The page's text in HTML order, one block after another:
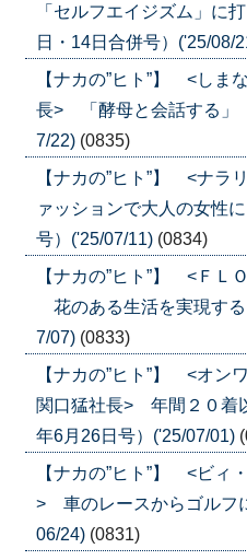
「セルフエイジズム」に
日・14日合併号）('25/08/
【ナカの”ヒト”】 <し
長> 「酵母と会話する」
7/22) (0835)
【ナカの”ヒト”】 <ナラ
ァッションで大人の女性
号）('25/07/11) (0834)
【ナカの”ヒト”】 <Ｆ
花のある生活を実現す
7/07) (0833)
【ナカの”ヒト”】 <オン
関口猛社長> 年間２０着
年6月26日号）('25/07/01)
【ナカの”ヒト”】 <ビ
> 車のレースからゴルフ
06/24) (0831)